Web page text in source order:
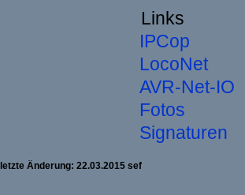
Links
IPCop
LocoNet
AVR-Net-IO
Fotos
Signaturen
letzte Änderung: 22.03.2015 sef